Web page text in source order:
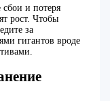
и потеря
рост. Чтобы
за
гигантов вроде